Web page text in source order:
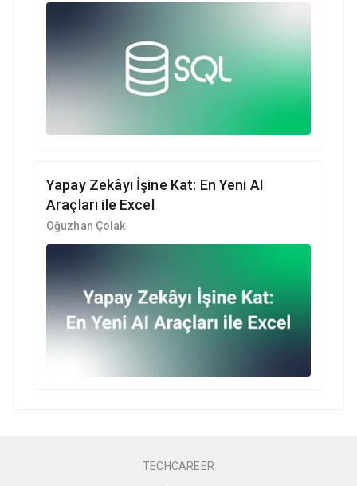
Yapay Zekâyı İşine Kat: En Yeni AI
Araçları ile Excel
Oğuzhan Çolak
TECHCAREER